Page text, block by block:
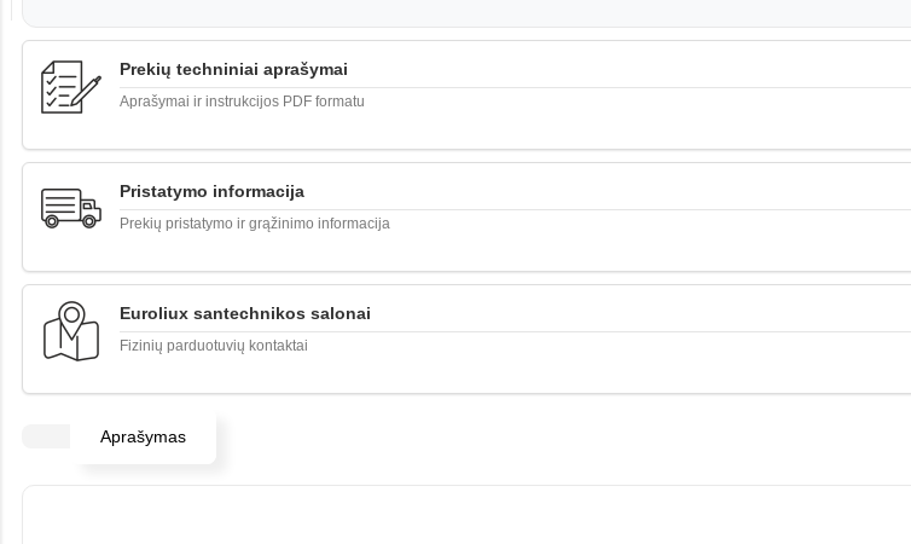
Prekių techniniai aprašymai
Aprašymai ir instrukcijos PDF formatu
Pristatymo informacija
Prekių pristatymo ir grąžinimo informacija
Euroliux santechnikos salonai
Fizinių parduotuvių kontaktai
Aprašymas